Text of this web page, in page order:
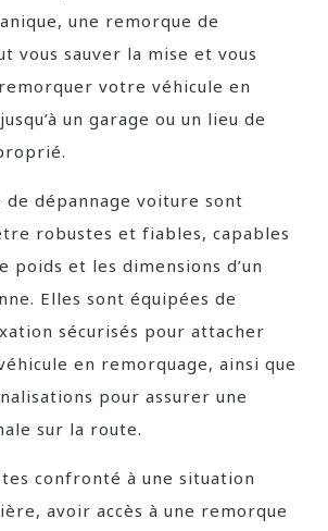
une remorque de
vous sauver la mise et vous
votre véhicule en
un garage ou un lieu de
de dépannage voiture sont
robustes et fiables, capables
poids et les dimensions d’un
Elles sont équipées de
sécurisés pour attacher
en remorquage, ainsi que
pour assurer une
sur la route.
confronté à une situation
avoir accès à une remorque